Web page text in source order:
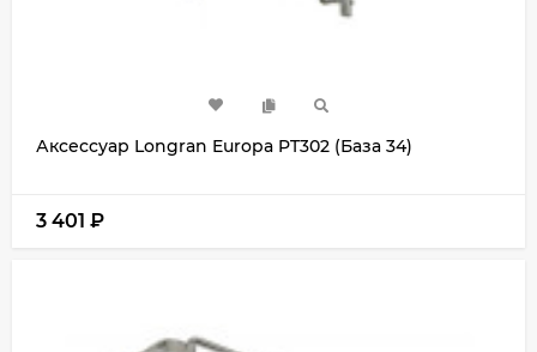
Аксессуар Longran Europa PT302 (База 34)
3 401 ₽